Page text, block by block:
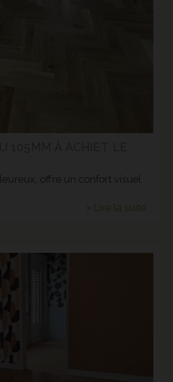
offre un confort visuel
> Lire la suite...